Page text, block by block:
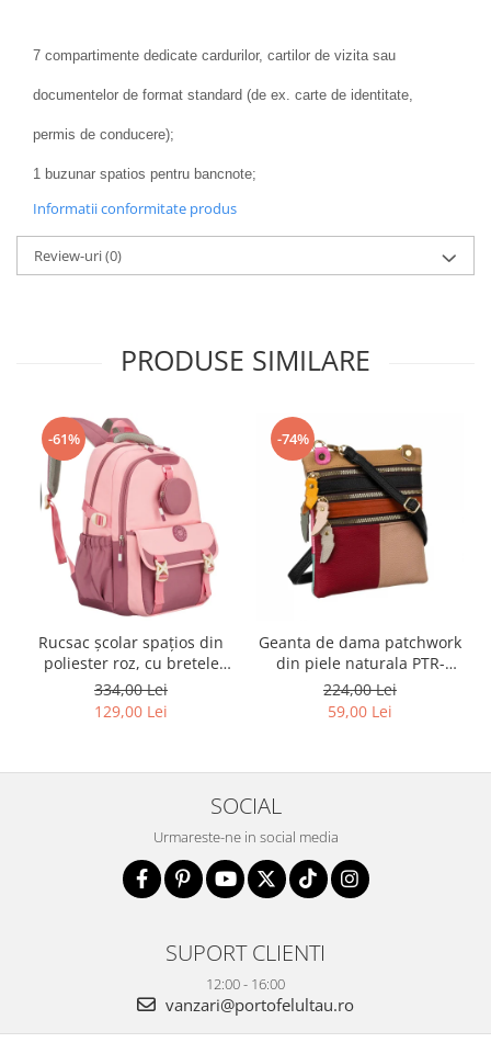
7 compartimente dedicate cardurilor, cartilor de vizita sau
documentelor de format standard (de ex. carte de identitate,
permis de conducere);
1 buzunar spatios pentru bancnote;
Informatii conformitate produs
Review-uri(0)
PRODUSE SIMILARE
-61%
Rucsac școlar spațios din
poliester roz, cu bretele
reglabile - Peterson PTR-
PTN 8610-1327 PINK
334,00 Lei
129,00 Lei
-74%
Geanta de dama patchwork
din piele naturala PTR-
1718-SKL-6922 MULTI
224,00 Lei
59,00 Lei
SOCIAL
Urmareste-ne in social media
SUPORT CLIENTI
12:00 - 16:00
vanzari@portofelultau.ro